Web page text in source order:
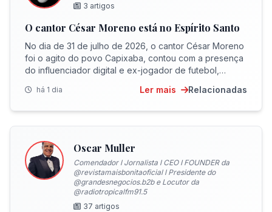
3 artigos
O cantor César Moreno está no Espírito Santo
No dia de 31 de julho de 2026, o cantor César Moreno
foi o agito do povo Capixaba, contou com a presença
do influenciador digital e ex-jogador de futebol,
há 1 dia Ler mais Relacionadas
Oscar Muller
Comendador l Jornalista l CEO I FOUNDER da
@revistamaisbonitaoficial l Presidente do
@grandesnegocios.b2b e Locutor da
@radiotropicalfm91.5
37 artigos